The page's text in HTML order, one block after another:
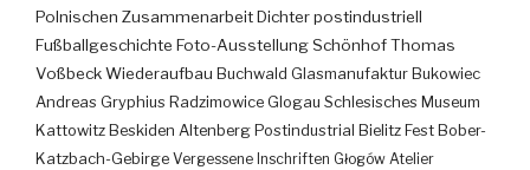
Polnischen ZusammenarbeitDichterpostindustriell
Fußballgeschichte Foto-AusstellungSchönhofThomas
VoßbeckWiederaufbau Buchwald Glasmanufaktur Bukowiec
Andreas Gryphius Radzimowice Glogau Schlesisches Museum
Kattowitz Beskiden Altenberg Postindustrial Bielitz Fest Bober-
Katzbach-Gebirge Vergessene Inschriften Głogów Atelier